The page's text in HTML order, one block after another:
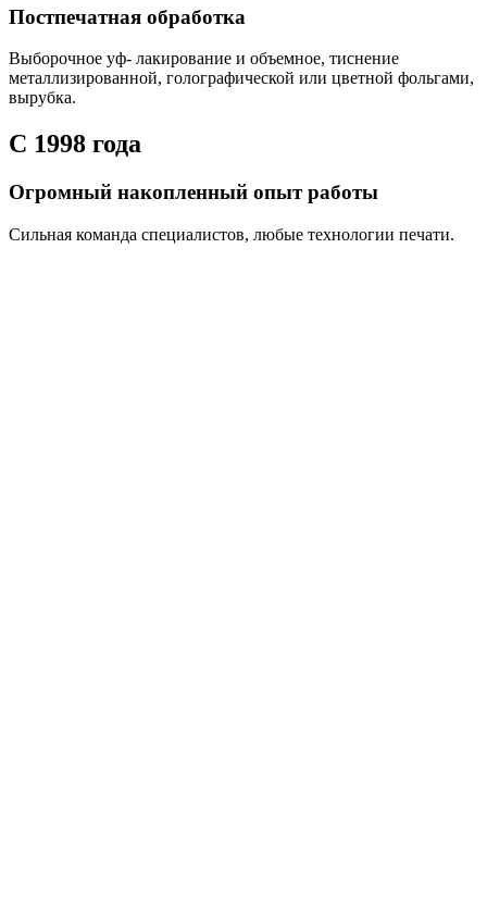
Постпечатная обработка
Выборочное уф- лакирование и объемное, тиснение
металлизированной, голографической или цветной фольгами,
вырубка.
С 1998 года
Огромный накопленный опыт работы
Сильная команда специалистов, любые технологии печати.